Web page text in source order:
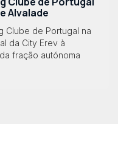
Alvalade
Clube de Portugal na
da City Erev à
fração autónoma